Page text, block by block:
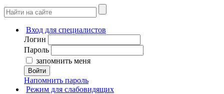
Вход для специалистов
Логин
Пароль
запомнить меня
Войти
Напомнить пароль
Режим для слабовидящих